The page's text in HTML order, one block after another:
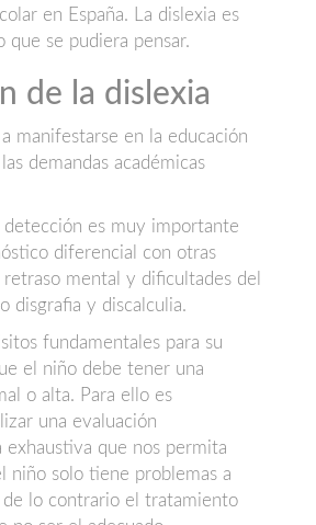
en España. La dislexia es
que se pudiera pensar.
de la dislexia
manifestarse en la educación
demandas académicas
detección es muy importante
diferencial con otras
mental y dificultades del
disgrafia y discalculia.
fundamentales para su
el niño debe tener una
o alta. Para ello es
una evaluación
exhaustiva que nos permita
niño solo tiene problemas a
lo contrario el tratamiento